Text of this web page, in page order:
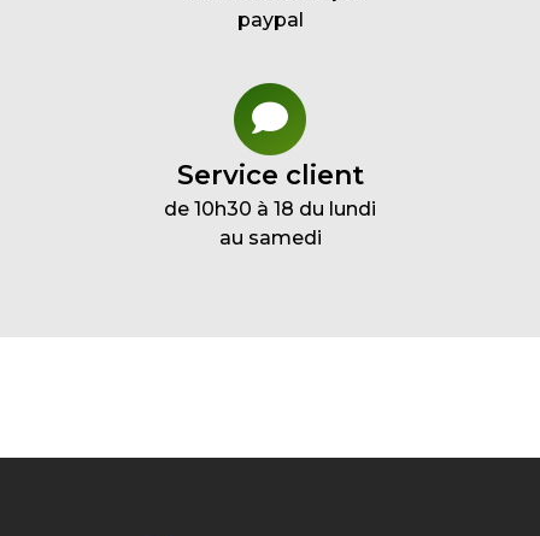
paypal
Service client
de 10h30 à 18 du lundi
au samedi